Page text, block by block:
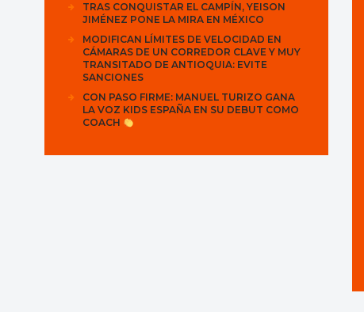
TRAS CONQUISTAR EL CAMPÍN, YEISON
JIMÉNEZ PONE LA MIRA EN MÉXICO
MODIFICAN LÍMITES DE VELOCIDAD EN
CÁMARAS DE UN CORREDOR CLAVE Y MUY
TRANSITADO DE ANTIOQUIA: EVITE
SANCIONES
CON PASO FIRME: MANUEL TURIZO GANA
LA VOZ KIDS ESPAÑA EN SU DEBUT COMO
COACH